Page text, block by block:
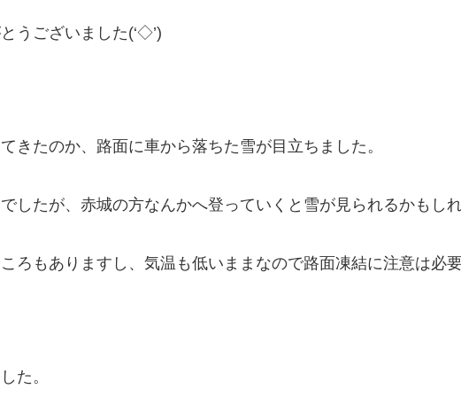
うございました(‘◇’)ゞ
きたのか、路面に車から落ちた雪が目立ちました。
したが、赤城の方なんかへ登っていくと雪が見られるかもしれ
ろもありますし、気温も低いままなので路面凍結に注意は必要
た。